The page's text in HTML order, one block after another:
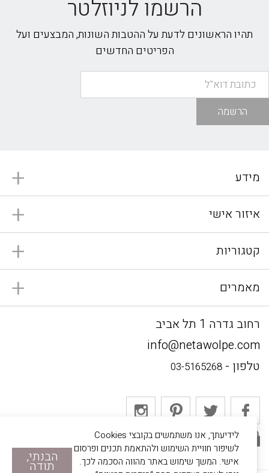
הרשמו לניוזלטר
תהיו הראשונים לדעת על ההטבות השונות, המבצעים ועל
הפריטים החדשים
הרשמה
מידע
איזור אישי
קטגוריות
מאמרים
רחוב גדרה 1 תל אביב
info@netawolpe.com
טלפון - 03-5165268
אתר מאובטח
לידיעתך, אנו משתמשים בקובצי Cookies
לשיפור חוויית השימוש ולהתאמת תכנים ופרסום
אישי. המשך שימוש באתר מהווה הסכמה לכך.
הבנתי,
תודה